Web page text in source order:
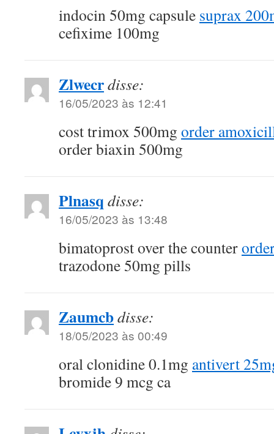
indocin 50mg capsule suprax
cefixime 100mg
Zlwecrdisse:
16/05/2023 às 12:41
cost trimox 500mg order
order biaxin 500mg
Plnasq disse:
16/05/2023 às 13:48
bimatoprost over the counter
trazodone 50mg pills
Zaumcbdisse:
18/05/2023 às 00:49
oral clonidine 0.1mg antivert
bromide 9 mcg ca